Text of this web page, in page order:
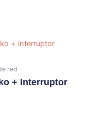
red
+ Interruptor